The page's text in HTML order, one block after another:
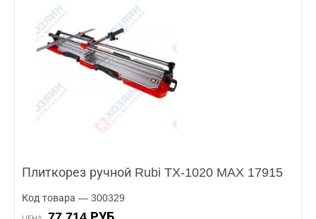
Плиткорез ручной Rubi TX-1020 MAX 17915
Код товара — 300329